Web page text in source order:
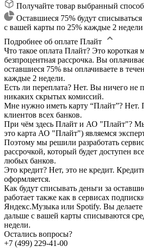
Получайте товар выбранный
Оставшиеся 75% будут списываться
с вашей карты по 25% каждые 2 недели
Подробнее об оплате Плайт
Что такое оплата Плайт? Это короткая
безпроцентная рассрочка. Вы
оставшиеся 75% вы оплачиваете в
каждые 2 недели.
Есть ли переплата? Нет. Вы ничего не
никаких скрытых комиссий.
Мне нужно иметь карту “Плайт”? Нет.
клиентов всех банков.
При чём здесь Плайт и АО "Плайт"?
это карта АО "Плайт") являемся
Поэтому мы решили разработать
рассрочкой, который будет доступен
любых банков.
Это кредит? Нет, это не кредит.
оформляется.
Как будут списывать деньги за
работает также как в сервисах
Яндекс.Музыка или Spotify. Вы
дальше с вашей карты списываются
недели.
Остались вопросы?
+7 (499) 229-41-00